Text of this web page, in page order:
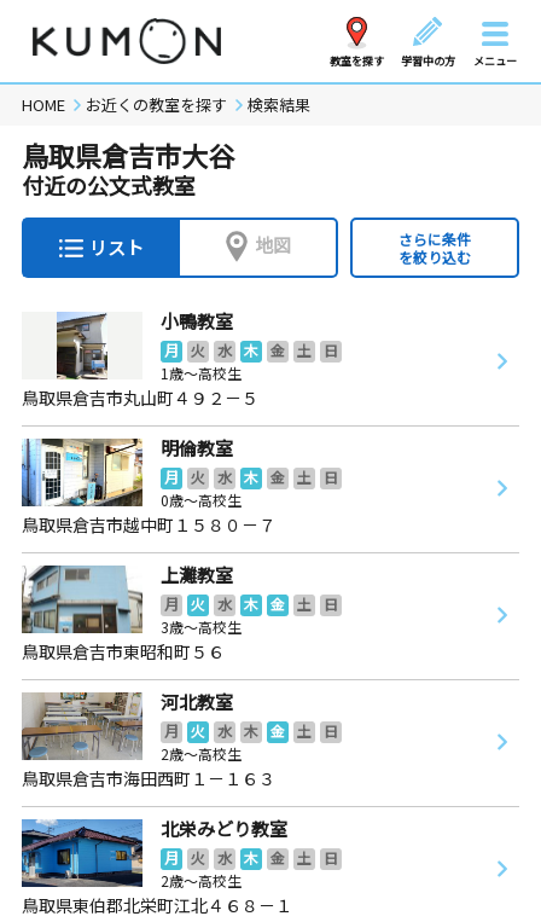
教室を探す 学習中の方 メニュー
HOME お近くの教室を探す 検索結果
鳥取県倉吉市大谷
付近の公文式教室
リスト 地図
さらに条件
を絞り込む
小鴨教室
月 火 水 木 金 土
日
1歳～高校生
鳥取県倉吉市丸山町４９２－５
明倫教室
月 火 水 木 金 土
日
0歳～高校生
鳥取県倉吉市越中町１５８０－７
上灘教室
月 火 水 木 金 土
日
3歳～高校生
鳥取県倉吉市東昭和町５６
河北教室
月 火 水 木 金 土
日
2歳～高校生
鳥取県倉吉市海田西町１－１６３
北栄みどり教室
月 火 水 木 金 土
日
2歳～高校生
鳥取県東伯郡北栄町江北４６８－１